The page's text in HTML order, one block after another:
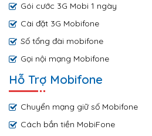
Gói cước 3G Mobi 1 ngày
Cài đặt 3G Mobifone
Số tổng đài mobifone
Gọi nội mạng Mobifone
Hỗ Trợ Mobifone
Chuyển mạng giữ số Mobifone
Cách bắn tiền MobiFone